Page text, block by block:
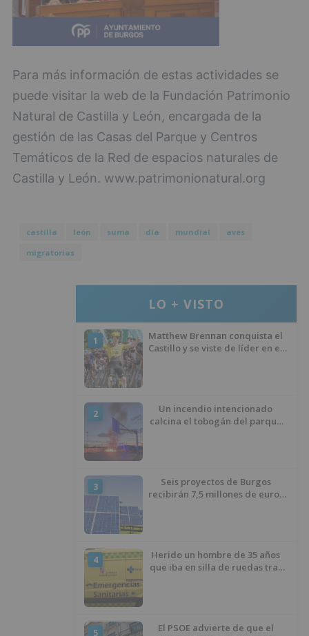
Para más información de estas actividades se
puede visitar la web de la Fundación Patrimonio
Natural de Castilla y León, encargada de la
gestión de las Casas del Parque y Centros
Temáticos de la Red de espacios naturales de
Castilla y León. www.patrimonionatural.org
castilla león suma día mundial
aves
migratorias
LO + VISTO
1
Matthew Brennan conquista el
Castillo y se viste de líder en el
2
Un incendio intencionado
calcina el tobogán del parque
3
Seis proyectos de Burgos
recibirán 7,5 millones de euros
4
Herido un hombre de 35 años
que iba en silla de ruedas tras
5
El PSOE advierte de que el